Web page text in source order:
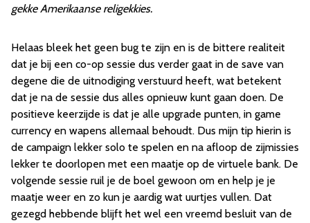
gekke Amerikaanse religekkies.
Helaas bleek het geen bug te zijn en is de bittere realiteit
dat je bij een co-op sessie dus verder gaat in de save van
degene die de uitnodiging verstuurd heeft, wat betekent
dat je na de sessie dus alles opnieuw kunt gaan doen. De
positieve keerzijde is dat je alle upgrade punten, in game
currency en wapens allemaal behoudt. Dus mijn tip hierin is
de campaign lekker solo te spelen en na afloop de zijmissies
lekker te doorlopen met een maatje op de virtuele bank. De
volgende sessie ruil je de boel gewoon om en help je je
maatje weer en zo kun je aardig wat uurtjes vullen. Dat
gezegd hebbende blijft het wel een vreemd besluit van de